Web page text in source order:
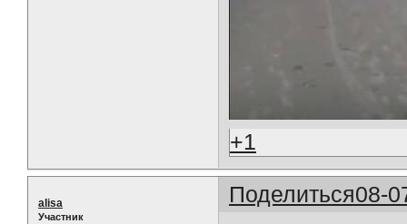
+1
Поделиться08-
alisa
Участник